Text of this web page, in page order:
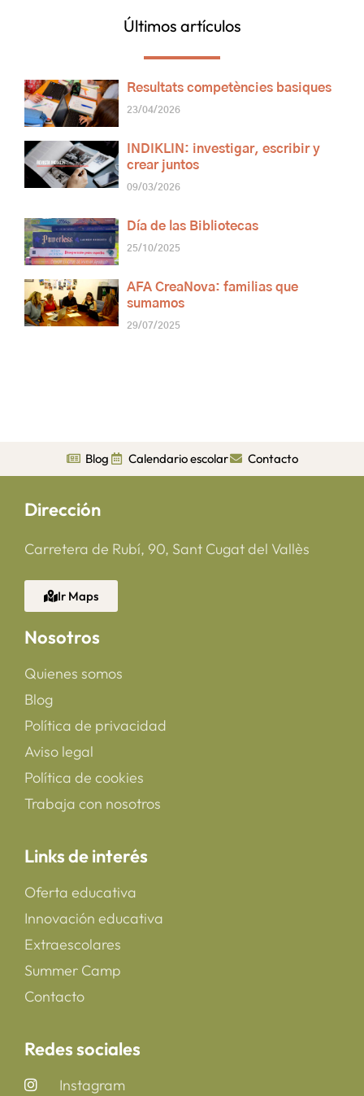
Últimos artículos
Resultats competències basiques
23/04/2026
INDIKLIN: investigar, escribir y
crear juntos
09/03/2026
Día de las Bibliotecas
25/10/2025
AFA CreaNova: familias que
sumamos
29/07/2025
Blog Calendario escolar Contacto
Dirección
Carretera de Rubí, 90, Sant Cugat del Vallès
Ir Maps
Nosotros
Quienes somos
Blog
Política de privacidad
Aviso legal
Política de cookies
Trabaja con nosotros
Links de interés
Oferta educativa
Innovación educativa
Extraescolares
Summer Camp
Contacto
Redes sociales
Instagram